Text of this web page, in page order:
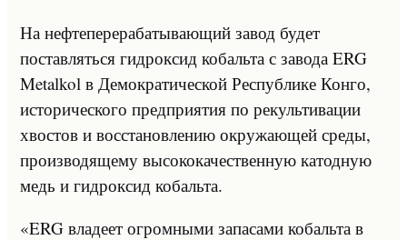
На нефтеперерабатывающий завод будет
поставляться гидроксид кобальта с завода ERG
Metalkol в Демократической Республике Конго,
исторического предприятия по рекультивации
хвостов и восстановлению окружающей среды,
производящему высококачественную катодную
медь и гидроксид кобальта.
«ERG владеет огромными запасами кобальта в